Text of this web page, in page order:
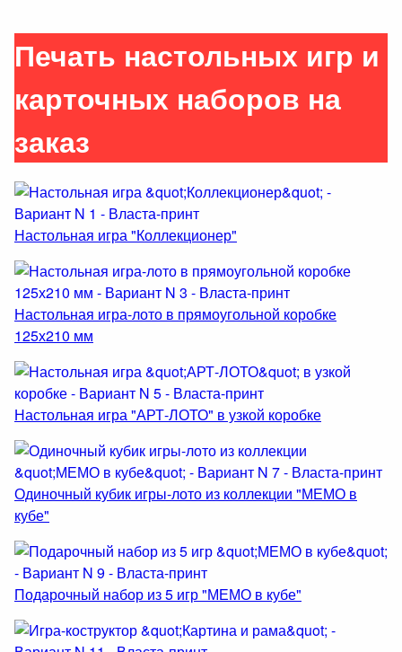
Печать настольных игр и
карточных наборов на
заказ
Настольная игра "Коллекционер"
Настольная игра-лото в прямоугольной коробке
125х210 мм
Настольная игра "АРТ-ЛОТО" в узкой коробке
Одиночный кубик игры-лото из коллекции "МЕМО в
кубе"
Подарочный набор из 5 игр "МЕМО в кубе"